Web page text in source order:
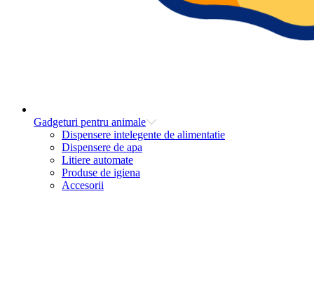
Gadgeturi pentru animale
Dispensere intelegente de alimentatie
Dispensere de apa
Litiere automate
Produse de igiena
Accesorii